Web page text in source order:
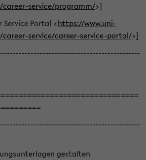
service/programm/>]
Portal <https://www.uni-
service/career-service-portal/>]
gestalten